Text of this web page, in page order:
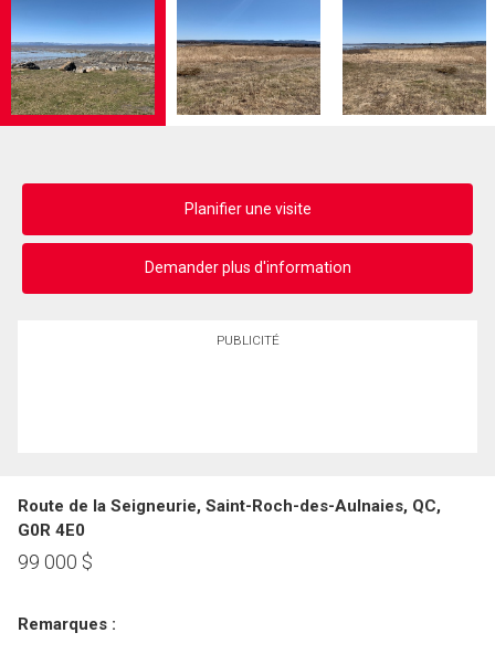
Planifier une visite
Demander plus d'information
PUBLICITÉ
Route de la Seigneurie, Saint-Roch-des-Aulnaies, QC,
G0R 4E0
99 000 $
Remarques :